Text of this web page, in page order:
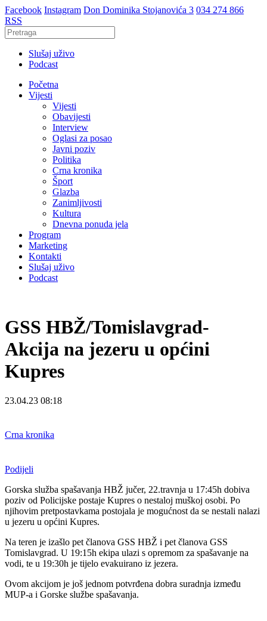
Facebook Instagram Don Dominika Stojanovića 3 034 274 866
RSS
Slušaj uživo
Podcast
Početna
Vijesti
Vijesti
Obavijesti
Interview
Oglasi za posao
Javni poziv
Politika
Crna kronika
Šport
Glazba
Zanimljivosti
Kultura
Dnevna ponuda jela
Program
Marketing
Kontakti
Slušaj uživo
Podcast
GSS HBŽ/Tomislavgrad-
Akcija na jezeru u općini
Kupres
23.04.23 08:18
Crna kronika
Podijeli
Gorska služba spašavanja HBŽ jučer, 22.travnja u 17:45h dobiva
poziv od Policijske postaje Kupres o nestaloj muškoj osobi. Po
njihovim pretpostavkama postojala je mogućnost da se nestali nalazi
u jezeru u općini Kupres.
Na teren je izašlo pet članova GSS HBŽ i pet članova GSS
Tomislavgrad. U 19:15h ekipa ulazi s opremom za spašavanje na
vodi, te u 19:30h je tijelo evakuirano iz jezera.
Ovom akcijom je još jednom potvrđena dobra suradnja između
MUP-a i Gorske službe spašavanja.